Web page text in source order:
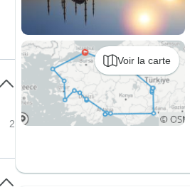
Voir la carte
2